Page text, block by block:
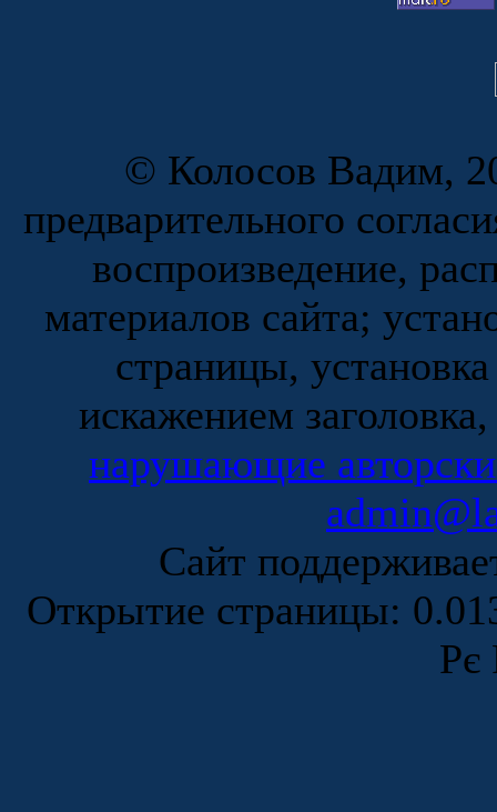
© Колосов Вадим,
предварительного
воспроизведение,
материалов сайта;
страницы,
искажением
нарушающие
Сайт
Открытие страницы:
Рє